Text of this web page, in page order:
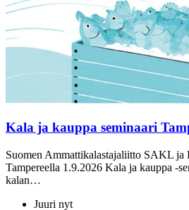
Kala ja kauppa seminaari
Suomen Ammattikalastajaliitto SAKL ja
Tampereella 1.9.2026 Kala ja kauppa -
kalan…
Juuri nyt